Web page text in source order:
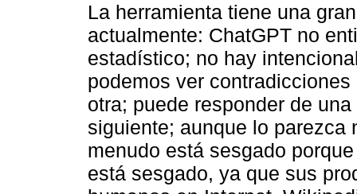
La herramienta tiene una
actualmente: ChatGPT no
estadístico; no hay
podemos ver
otra; puede responder de
siguiente; aunque lo parezca
menudo está sesgado
está sesgado, ya que sus